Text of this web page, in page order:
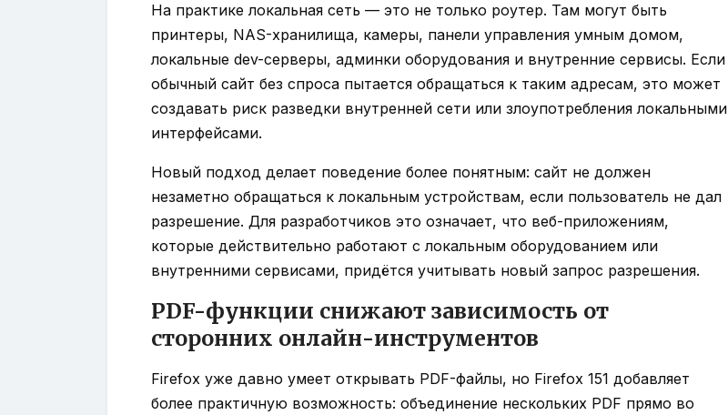
На практике локальная сеть — это не только роутер. Там могут быть
принтеры, NAS-хранилища, камеры, панели управления умным домом,
локальные dev-серверы, админки оборудования и внутренние сервисы. Если
обычный сайт без спроса пытается обращаться к таким адресам, это может
создавать риск разведки внутренней сети или злоупотребления локальными
интерфейсами.
Новый подход делает поведение более понятным: сайт не должен
незаметно обращаться к локальным устройствам, если пользователь не дал
разрешение. Для разработчиков это означает, что веб-приложениям,
которые действительно работают с локальным оборудованием или
внутренними сервисами, придётся учитывать новый запрос разрешения.
PDF-функции снижают зависимость от
сторонних онлайн-инструментов
Firefox уже давно умеет открывать PDF-файлы, но Firefox 151 добавляет
более практичную возможность: объединение нескольких PDF прямо во